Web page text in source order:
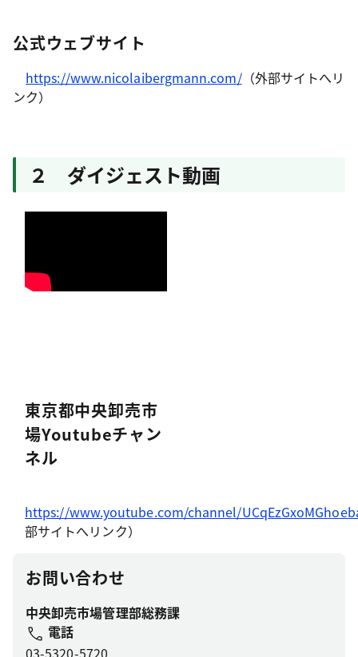
公式ウェブサイト
https://www.nicolaibergmann.com/（外部サイトへリ
ンク）
２ ダイジェスト動画
東京都中央卸売市
場Youtubeチャン
ネル
https://www.youtube.com/channel/
部サイトへリンク）
お問い合わせ
中央卸売市場管理部総務課
電話
03-5320-5720